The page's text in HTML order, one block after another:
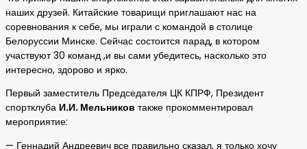
наших друзей. Китайские товарищи приглашают нас на
соревнования к себе, мы играли с командой в столице
Белоруссии Минске. Сейчас состоится парад, в котором
участвуют 30 команд ,и вы сами убедитесь, насколько это
интересно, здорово и ярко.
Первый заместитель Председателя ЦК КПРФ, Президент
спортклуба И.И. Мельников также прокомментировал
мероприятие:
— Геннадий Андреевич все правильно сказал, я только хочу